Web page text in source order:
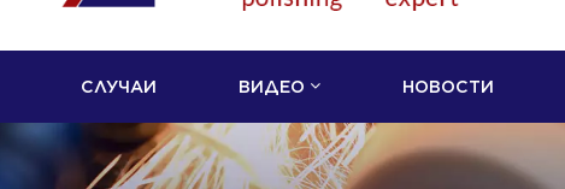
СЛУЧАИ ВИДЕО НОВОСТИ